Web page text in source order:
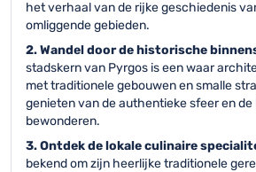
het verhaal van de rijke geschiedenis
omliggende gebieden.
2. Wandel door de historische
stadskern van Pyrgos is een waar
met traditionele gebouwen en smalle
genieten van de authentieke sfeer en
bewonderen.
3. Ontdek de lokale culinaire
bekend om zijn heerlijke traditionele